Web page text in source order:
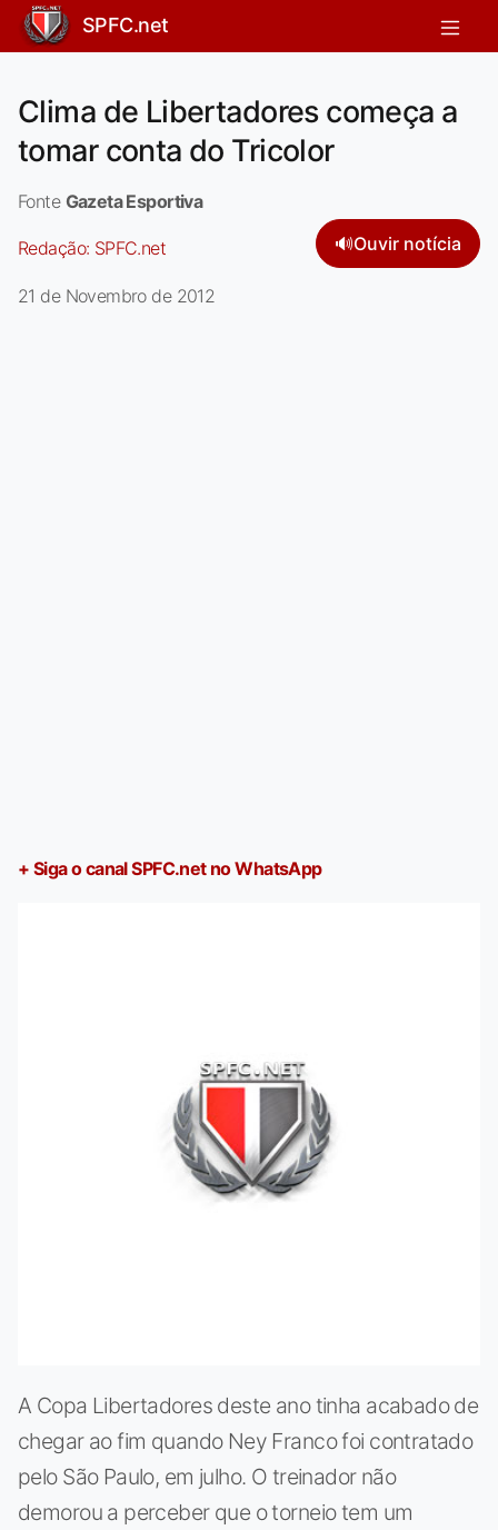
SPFC.net
Clima de Libertadores começa a
tomar conta do Tricolor
Fonte Gazeta Esportiva
Redação: SPFC.net 🔊Ouvir notícia
21 de Novembro de 2012
+ Siga o canal SPFC.net no WhatsApp
A Copa Libertadores deste ano tinha acabado de
chegar ao fim quando Ney Franco foi contratado
pelo São Paulo, em julho. O treinador não
demorou a perceber que o torneio tem um